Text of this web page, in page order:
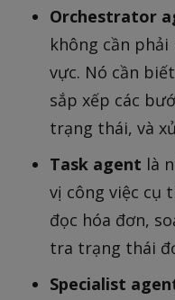
Orchestrator
không cần
vực. Nó cần
sắp xếp các
trạng thái, và
Task agent là
vị công việc cụ
đọc hóa đơn,
tra trạng thái
Specialist